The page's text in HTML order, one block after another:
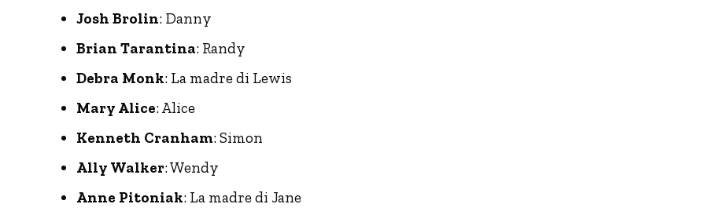
Josh Brolin: Danny
Brian Tarantina: Randy
Debra Monk: La madre di Lewis
Mary Alice: Alice
Kenneth Cranham: Simon
Ally Walker: Wendy
Anne Pitoniak: La madre di Jane